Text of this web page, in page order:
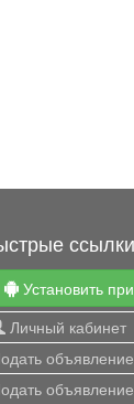
Установить
Личный кабинет
объявление